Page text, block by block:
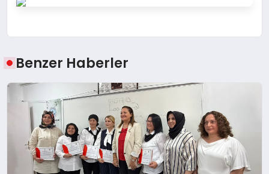
Benzer Haberler